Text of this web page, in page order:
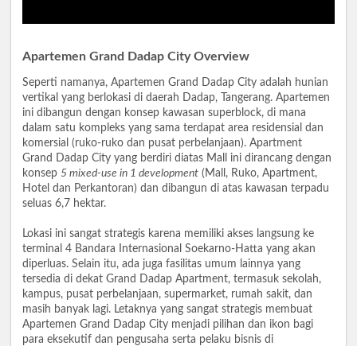
Apartemen Grand Dadap City Overview
Seperti namanya, Apartemen Grand Dadap City adalah hunian
vertikal yang berlokasi di daerah Dadap, Tangerang. Apartemen
ini dibangun dengan konsep kawasan superblock, di mana
dalam satu kompleks yang sama terdapat area residensial dan
komersial (ruko-ruko dan pusat perbelanjaan). Apartment
Grand Dadap City yang berdiri diatas Mall ini dirancang dengan
konsep 5 mixed-use in 1 development (Mall, Ruko, Apartment,
Hotel dan Perkantoran) dan dibangun di atas kawasan terpadu
seluas 6,7 hektar.
Lokasi ini sangat strategis karena memiliki akses langsung ke
terminal 4 Bandara Internasional Soekarno-Hatta yang akan
diperluas. Selain itu, ada juga fasilitas umum lainnya yang
tersedia di dekat Grand Dadap Apartment, termasuk sekolah,
kampus, pusat perbelanjaan, supermarket, rumah sakit, dan
masih banyak lagi. Letaknya yang sangat strategis membuat
Apartemen Grand Dadap City menjadi pilihan dan ikon bagi
para eksekutif dan pengusaha serta pelaku bisnis di